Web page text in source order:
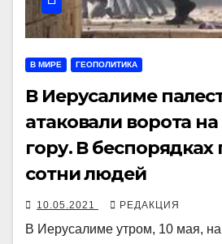
В МИРЕ ГЕОПОЛИТИКА
В Иерусалиме
атаковали ворота
гору. В
сотни людей
10.05.2021 РЕДАКЦИЯ
В Иерусалиме утром, 10 мая,